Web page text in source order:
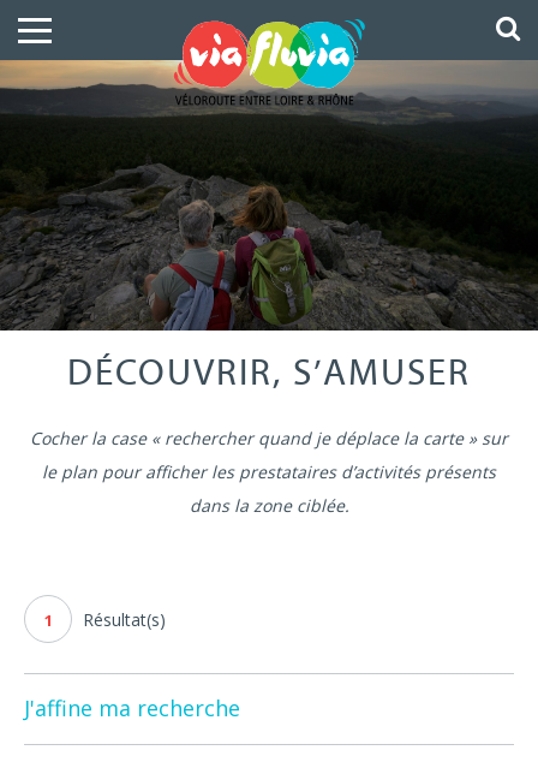
DÉCOUVRIR, S’AMUSER
Cocher la case « rechercher quand je déplace la carte » sur
le plan pour afficher les prestataires d’activités présents
dans la zone ciblée.
1 Résultat(s)
J'affine ma recherche